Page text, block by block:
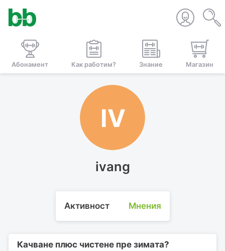
Абонамент Как работим? Знание Магазин
IV
ivang
Активност Мнения
Качване плюс чистене пре зимата?